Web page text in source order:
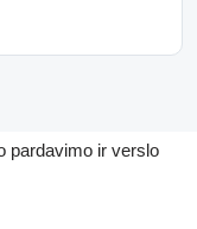
pardavimo ir verslo